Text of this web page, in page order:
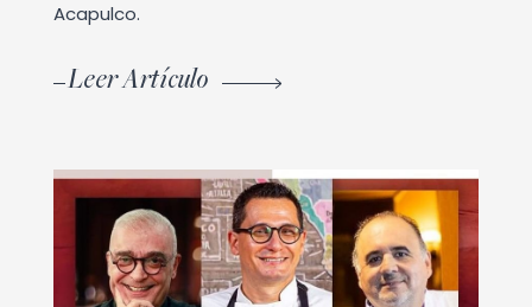
Acapulco.
Leer Artículo